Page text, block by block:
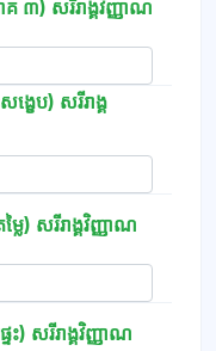
៣) សរីរាង្គវិញ្ញាណ
ខេប) សរីរាង្គ
ៃ) សរីរាង្គវិញ្ញាណ
ះ) សរីរាង្គវិញ្ញាណ